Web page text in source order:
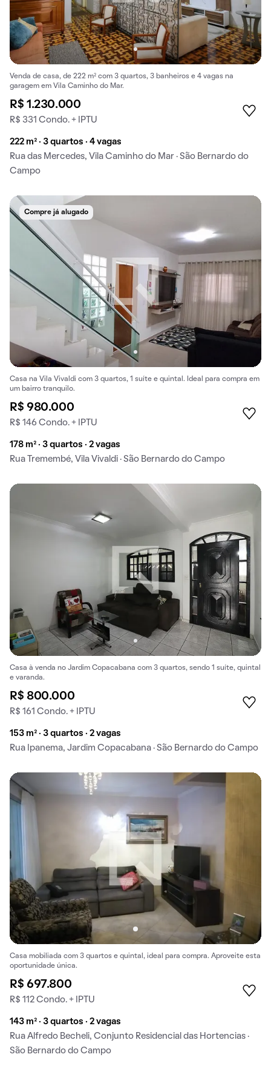
Venda de casa, de 222 m² com 3 quartos, 3 banheiros e 4 vagas na
garagem em Vila Caminho do Mar.
R$ 1.230.000
R$ 331 Condo. + IPTU
222 m² · 3 quartos · 4 vagas
Rua das Mercedes, Vila Caminho do Mar · São Bernardo do
Campo
Compre já alugado
Casa na Vila Vivaldi com 3 quartos, 1 suíte e quintal. Ideal para compra em
um bairro tranquilo.
R$ 980.000
R$ 146 Condo. + IPTU
178 m² · 3 quartos · 2 vagas
Rua Tremembé, Vila Vivaldi · São Bernardo do Campo
Casa à venda no Jardim Copacabana com 3 quartos, sendo 1 suíte, quintal
e varanda.
R$ 800.000
R$ 161 Condo. + IPTU
153 m² · 3 quartos · 2 vagas
Rua Ipanema, Jardim Copacabana · São Bernardo do Campo
Casa mobiliada com 3 quartos e quintal, ideal para compra. Aproveite esta
oportunidade única.
R$ 697.800
R$ 112 Condo. + IPTU
143 m² · 3 quartos · 2 vagas
Rua Alfredo Becheli, Conjunto Residencial das Hortencias ·
São Bernardo do Campo